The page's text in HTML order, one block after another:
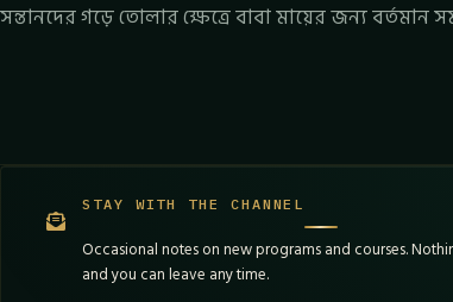
সন্তানদের গড়ে তোলার ক্ষেত্রে বাবা মায়ের জন্য বর্তমান
STAY WITH THE CHANNEL
Occasional notes on new programs and courses.
and you can leave any time.